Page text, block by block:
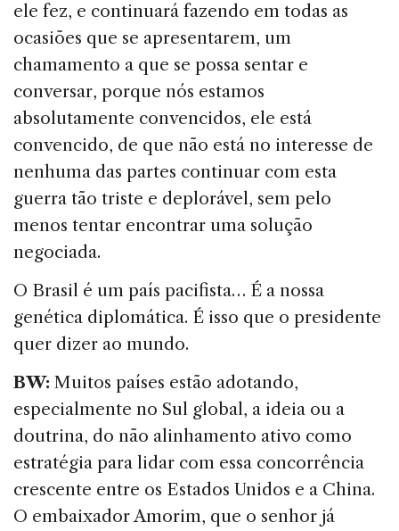
ele fez, e continuará fazendo em todas as
ocasiões que se apresentarem, um
chamamento a que se possa sentar e
conversar, porque nós estamos
absolutamente convencidos, ele está
convencido, de que não está no interesse de
nenhuma das partes continuar com esta
guerra tão triste e deplorável, sem pelo
menos tentar encontrar uma solução
negociada.
O Brasil é um país pacifista… É a nossa
genética diplomática. É isso que o presidente
quer dizer ao mundo.
BW: Muitos países estão adotando,
especialmente no Sul global, a ideia ou a
doutrina, do não alinhamento ativo como
estratégia para lidar com essa concorrência
crescente entre os Estados Unidos e a China.
O embaixador Amorim, que o senhor já